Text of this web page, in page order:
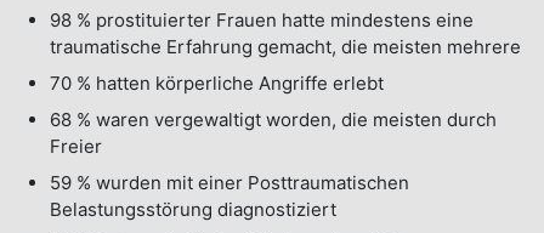
98 % prostituierter Frauen hatte mindestens eine
traumatische Erfahrung gemacht, die meisten mehrere
70 % hatten körperliche Angriffe erlebt
68 % waren vergewaltigt worden, die meisten durch
Freier
59 % wurden mit einer Posttraumatischen
Belastungsstörung diagnostiziert